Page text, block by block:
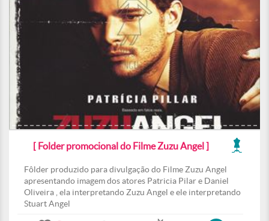
[ Folder promocional do Filme Zuzu Angel ]
Fôlder produzido para divulgação do Filme Zuzu Angel
apresentando imagem dos atores Patricia Pilar e Daniel
Oliveira , ela interpretando Zuzu Angel e ele interpretando
Stuart Angel